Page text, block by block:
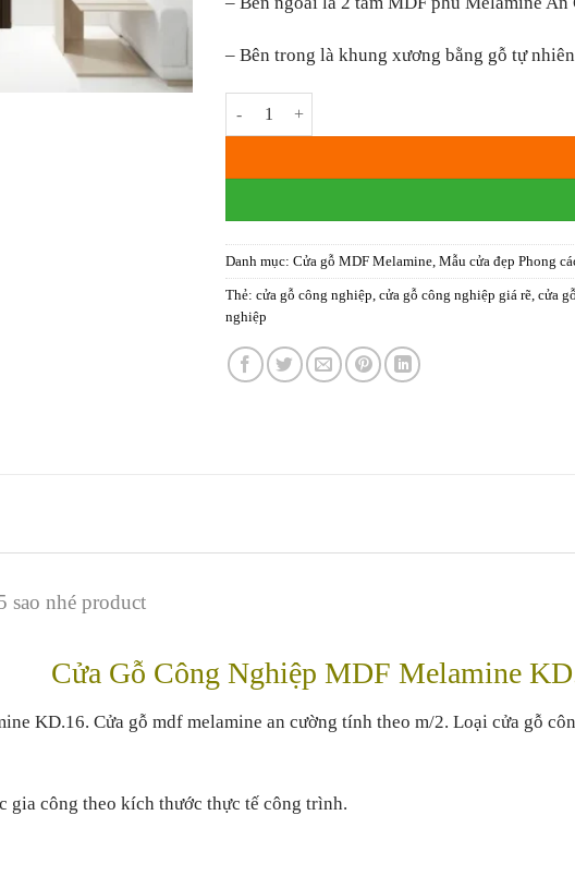
– Bên trong là khung xương bằng gỗ tự
Danh mục:Cửa gỗ MDF Melamine ,Mẫu cửa đẹp Phong
Thẻ:cửa gỗ công nghiệp ,cửa gỗ công nghiệp giá rẽ ,cửa
nghiệp
sao nhé product
Cửa Gỗ Công Nghiệp MDF Melamine
KD.16. Cửa gỗ mdf melamine an cường tính theo m/2. Loại cửa gỗ
gia công theo kích thước thực tế công trình.